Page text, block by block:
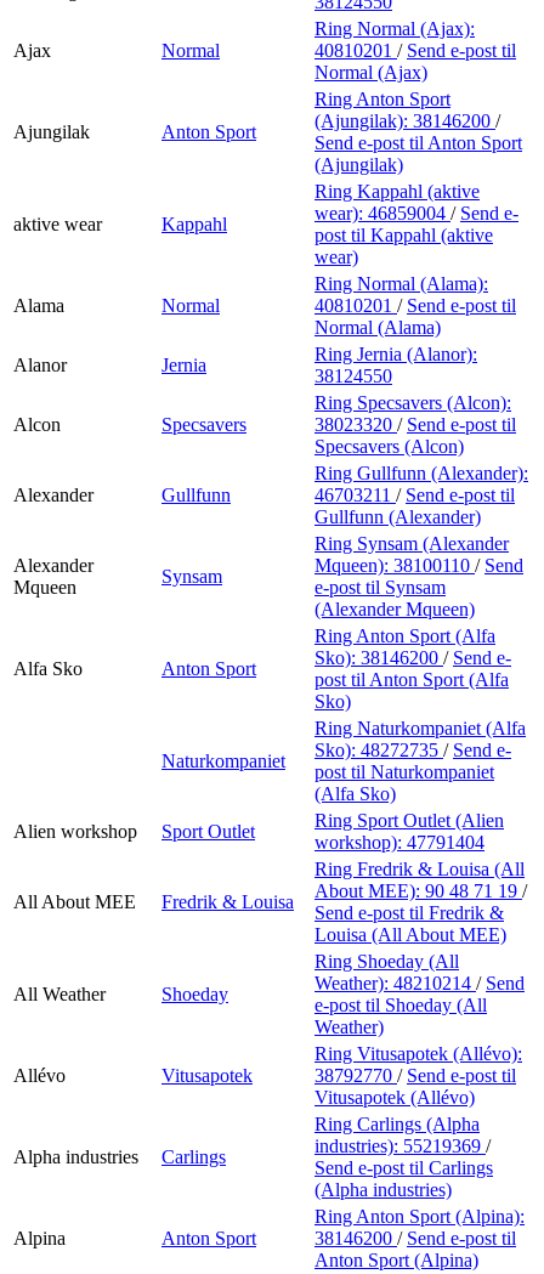
Ajax Normal
Ring Normal (Ajax):
40810201 / Send e-post til
Normal (Ajax)
Ajungilak Anton Sport
Ring Anton Sport
(Ajungilak): 38146200 /
Send e-post til Anton Sport
(Ajungilak)
aktive wear Kappahl
Ring Kappahl (aktive
wear): 46859004 / Send e-
post til Kappahl (aktive
wear)
Alama Normal
Ring Normal (Alama):
40810201 / Send e-post til
Normal (Alama)
Alanor
Jernia
Ring Jernia (Alanor):
38124550
Alcon Specsavers
Ring Specsavers (Alcon):
38023320 / Send e-post til
Specsavers (Alcon)
Alexander Gullfunn
Ring Gullfunn (Alexander):
46703211 / Send e-post til
Gullfunn (Alexander)
Alexander
Mqueen
Synsam
Ring Synsam (Alexander
Mqueen): 38100110 / Send
e-post til Synsam
(Alexander Mqueen)
Alfa Sko Anton Sport
Ring Anton Sport (Alfa
Sko): 38146200 / Send e-
post til Anton Sport (Alfa
Sko)
Naturkompaniet
Ring Naturkompaniet (Alfa
Sko): 48272735 / Send e-
post til Naturkompaniet
(Alfa Sko)
Alien workshop
Sport Outlet
Ring Sport Outlet (Alien
workshop): 47791404
All About MEE Fredrik & Louisa
Ring Fredrik & Louisa (All
About MEE): 90 48 71 19 /
Send e-post til Fredrik &
Louisa (All About MEE)
All Weather Shoeday
Ring Shoeday (All
Weather): 48210214 / Send
e-post til Shoeday (All
Weather)
Allévo Vitusapotek
Ring Vitusapotek (Allévo):
38792770 / Send e-post til
Vitusapotek (Allévo)
Alpha industries Carlings
Ring Carlings (Alpha
industries): 55219369 /
Send e-post til Carlings
(Alpha industries)
Alpina Anton Sport
Ring Anton Sport (Alpina):
38146200 / Send e-post til
Anton Sport (Alpina)